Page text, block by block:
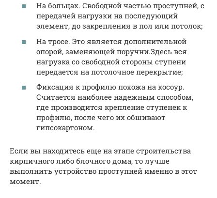
На больцах. Свободной частью проступней, с
передачей нагрузки на последующий
элемент, до закрепления в пол или потолок;
На тросе. Это является дополнительной
опорой, заменяющей поручни.Здесь вся
нагрузка со свободной стороны ступени
передается на потолочное перекрытие;
Фиксация к профилю похожа на косоур.
Считается наиболее надежным способом,
где производится крепление ступенек к
профилю, после чего их обшивают
гипсокартоном.
Если вы находитесь еще на этапе строительства
кирпичного либо блочного дома, то лучше
выполнить устройство проступней именно в этот
момент.